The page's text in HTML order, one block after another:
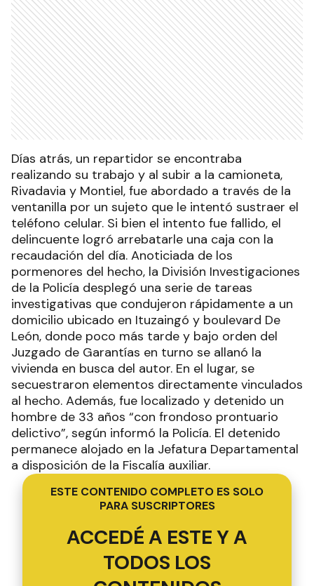
Días atrás, un repartidor se encontraba
realizando su trabajo y al subir a la camioneta,
Rivadavia y Montiel, fue abordado a través de la
ventanilla por un sujeto que le intentó sustraer el
teléfono celular. Si bien el intento fue fallido, el
delincuente logró arrebatarle una caja con la
recaudación del día. Anoticiada de los
pormenores del hecho, la División Investigaciones
de la Policía desplegó una serie de tareas
investigativas que condujeron rápidamente a un
domicilio ubicado en Ituzaingó y boulevard De
León, donde poco más tarde y bajo orden del
Juzgado de Garantías en turno se allanó la
vivienda en busca del autor. En el lugar, se
secuestraron elementos directamente vinculados
al hecho. Además, fue localizado y detenido un
hombre de 33 años “con frondoso prontuario
delictivo”, según informó la Policía. El detenido
permanece alojado en la Jefatura Departamental
a disposición de la Fiscalía auxiliar.
ESTE CONTENIDO COMPLETO ES SOLO
PARA SUSCRIPTORES
ACCEDÉ A ESTE Y A
TODOS LOS